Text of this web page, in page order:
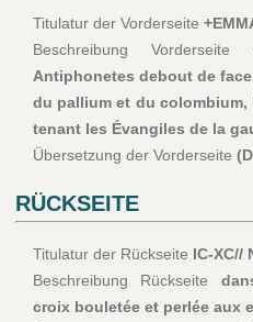
Titulatur der Vorderseite
Beschreibung Vorderseite
Antiphonetes debout de
du pallium et du
tenant les Évangiles de la
Übersetzung der Vorderseite
RÜCKSEITE
Titulatur der Rückseite IC-XC//
Beschreibung Rückseite
croix bouletée et perlée aux